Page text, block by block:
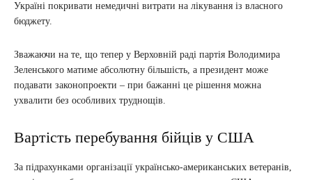
Україні покривати немедичні витрати на лікування із власного
бюджету.
Зважаючи на те, що тепер у Верховній раді партія Володимира
Зеленського матиме абсолютну більшість, а президент може
подавати законопроекти – при бажанні це рішення можна
ухвалити без особливих труднощів.
Вартість перебування бійців у США
За підрахунками організації українсько-американських ветеранів,